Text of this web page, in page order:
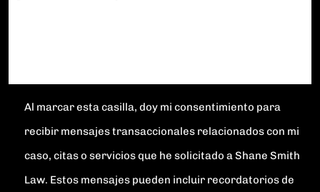
Al marcar esta casilla, doy mi consentimiento para
recibir mensajes transaccionales relacionados con mi
caso, citas o servicios que he solicitado a Shane Smith
Law. Estos mensajes pueden incluir recordatorios de